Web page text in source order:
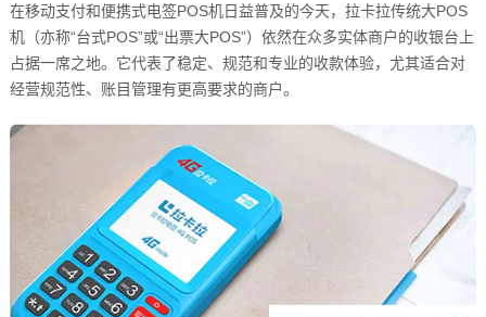
在移动支付和便携式电签POS机日益普及的今天，拉卡拉传统大POS
机（亦称“台式POS”或“出票大POS”）依然在众多实体商户的收银台上
占据一席之地。它代表了稳定、规范和专业的收款体验，尤其适合对
经营规范性、账目管理有更高要求的商户。